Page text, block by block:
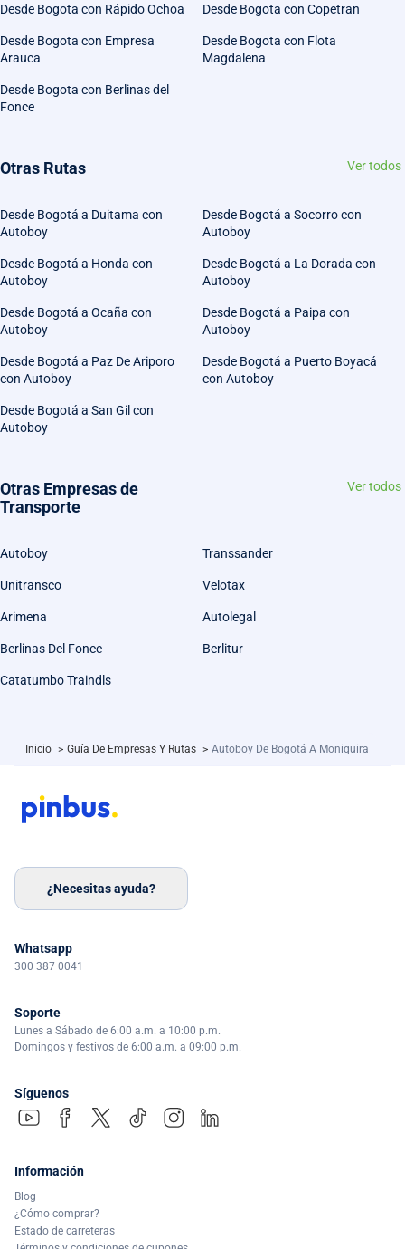
Desde Bogota con Rápido Ochoa Desde Bogota con Copetran
Desde Bogota con Empresa
Arauca
Desde Bogota con Flota
Magdalena
Desde Bogota con Berlinas del
Fonce
Otras Rutas Ver todos
Desde Bogotá a Duitama con
Autoboy
Desde Bogotá a Socorro con
Autoboy
Desde Bogotá a Honda con
Autoboy
Desde Bogotá a La Dorada con
Autoboy
Desde Bogotá a Ocaña con
Autoboy
Desde Bogotá a Paipa con
Autoboy
Desde Bogotá a Paz De Ariporo
con Autoboy
Desde Bogotá a Puerto Boyacá
con Autoboy
Desde Bogotá a San Gil con
Autoboy
Otras Empresas de
Transporte
Ver todos
Autoboy Transsander
Unitransco Velotax
Arimena Autolegal
Berlinas Del Fonce Berlitur
Catatumbo Traindls
Inicio > Guía De Empresas Y Rutas > Autoboy De Bogotá A Moniquira
¿Necesitas ayuda?
Whatsapp
300 387 0041
Soporte
Lunes a Sábado de 6:00 a.m. a 10:00 p.m.
Domingos y festivos de 6:00 a.m. a 09:00 p.m.
Síguenos
Información
Blog
¿Cómo comprar?
Estado de carreteras